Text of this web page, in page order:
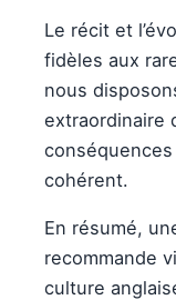
Le récit et
fidèles aux
nous
extraordinaire
conséquences
cohérent.
En résumé,
recommande
culture